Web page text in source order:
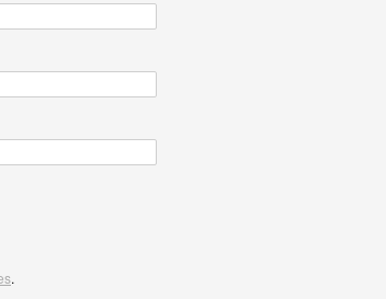
.